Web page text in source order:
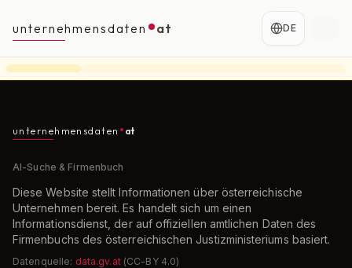
unternehmensdaten at DE
unternehmensdaten at
AI-Suche & Firmenbuch
Diese Website stellt Informationen über österreichische
Unternehmen bereit. Es handelt sich um einen
Informationsdienst, der auf offiziellen amtlichen Daten des
Firmenbuchs des österreichischen Justizministeriums basiert.
Datenquelle: data.gv.at (CC-BY 4.0)